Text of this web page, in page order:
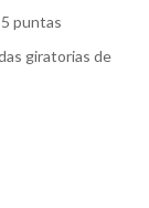
puntas
giratorias de